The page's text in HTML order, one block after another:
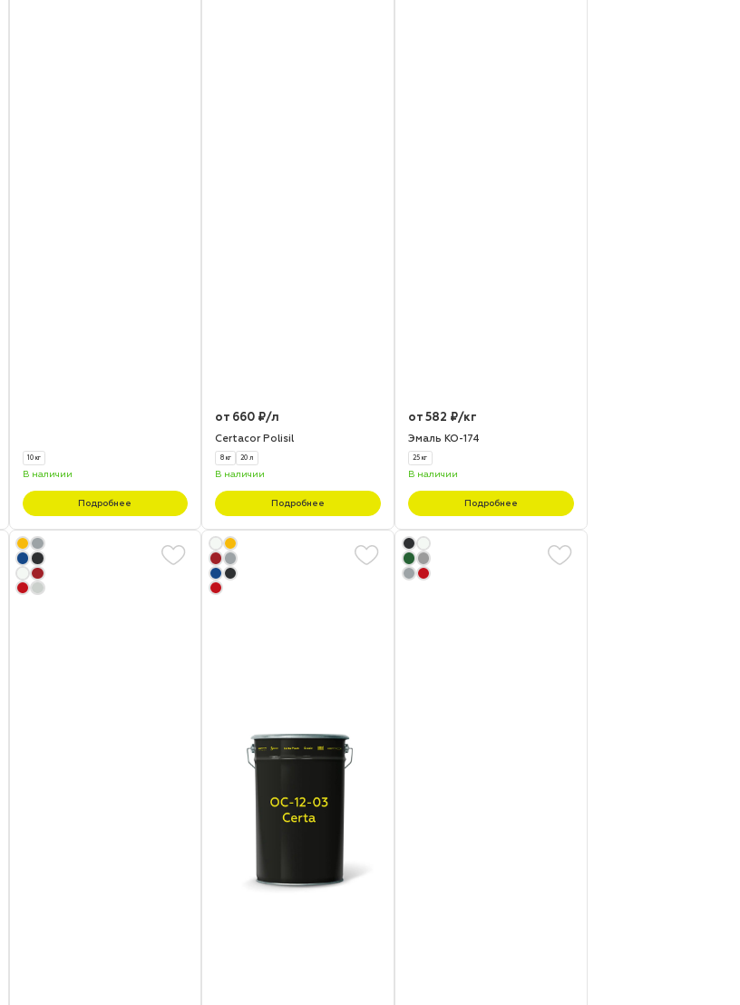
10 кг
В наличии
Подробнее
от 660 ₽/л
Certacor Polisil
8 кг 20 л
В наличии
Подробнее
от 582 ₽/кг
Эмаль КО-174
25 кг
В наличии
Подробнее